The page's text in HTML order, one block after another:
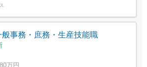
事務・庶務・生産技能職
万円